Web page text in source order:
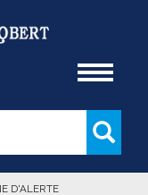
D'ALERTE